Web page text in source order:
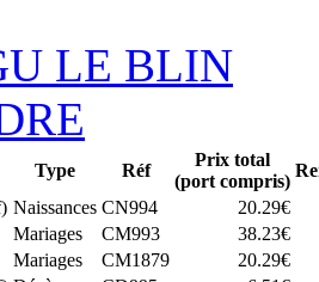
LE BLIN
Type Réf
Prix total
(port compris)
Naissances CN994
20.29€
Mariages CM993
38.23€
Mariages CM1879
20.29€